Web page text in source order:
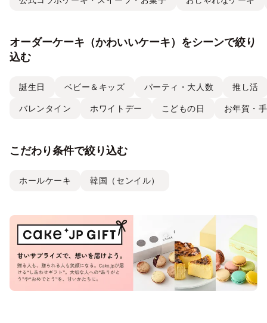
オーダーケーキ（かわいいケーキ）をシーンで絞り
込む
誕生日 ベビー＆キッズ パーティ・大人数 推し活
バレンタイン ホワイトデー こどもの日 お年賀・
こだわり条件で絞り込む
ホールケーキ 韓国（センイル）